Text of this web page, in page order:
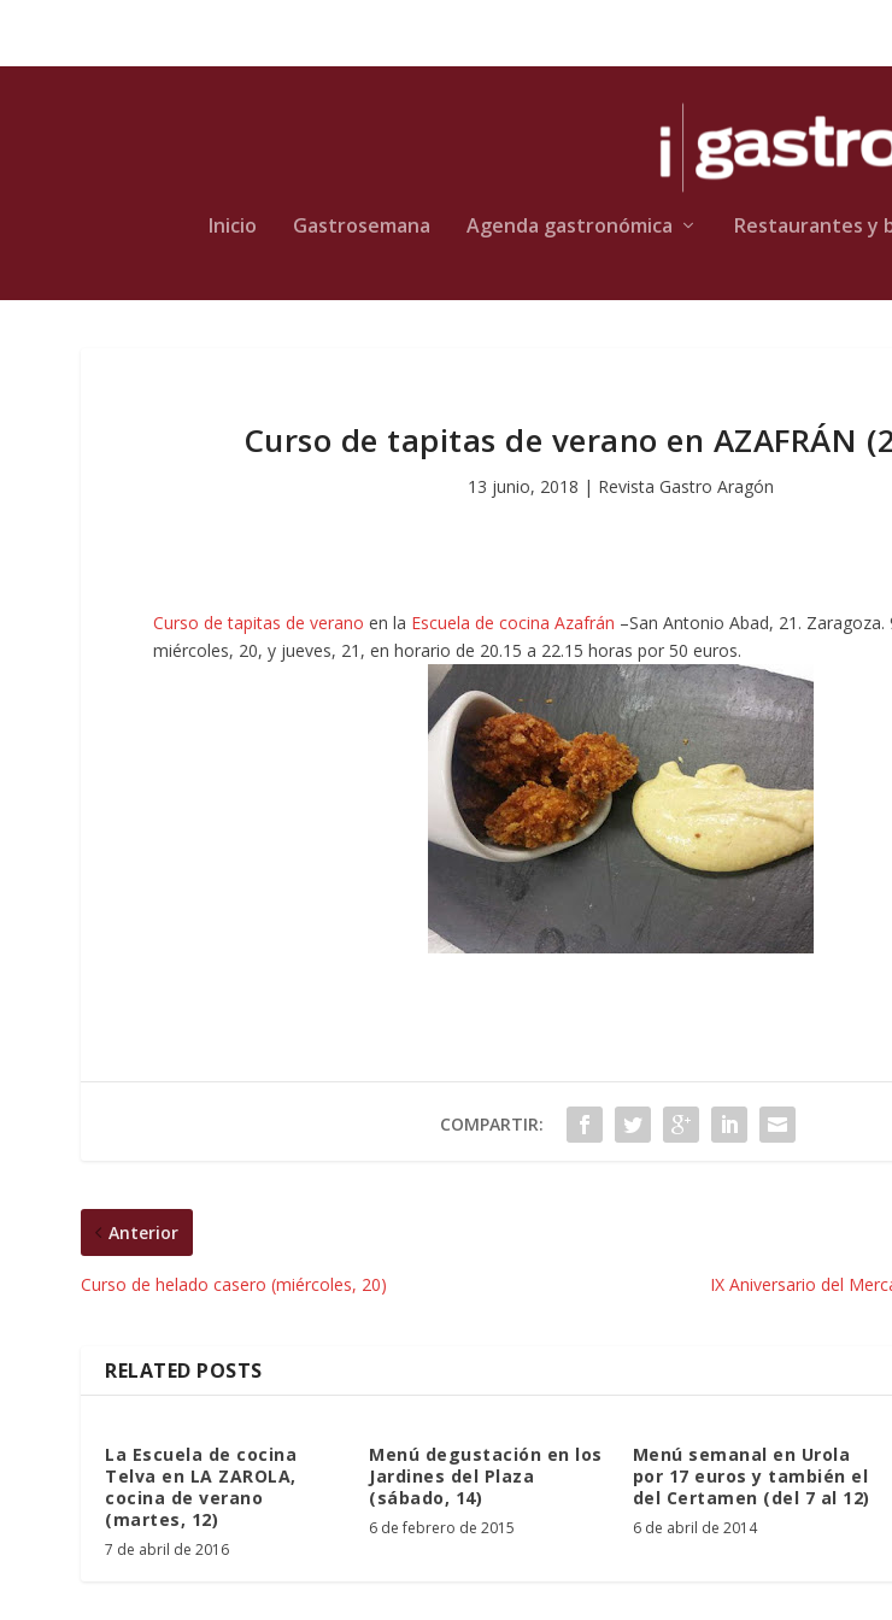
Inicio Gastrosemana Agenda gastronómica Restaurantes y
Curso de tapitas de verano en AZAFRÁN
13 junio, 2018 | Revista Gastro Aragón
Curso de tapitas de verano en la Escuela de cocina Azafrán –San Antonio Abad, 21. Zaragoza.
miércoles, 20, y jueves, 21, en horario de 20.15 a 22.15 horas por 50 euros.
COMPARTIR:
Anterior
Curso de helado casero (miércoles, 20)
IX Aniversario del
RELATED POSTS
La Escuela de cocina
Telva en LA ZAROLA,
cocina de verano
(martes, 12)
7 de abril de 2016
Menú degustación en los
Jardines del Plaza
(sábado, 14)
6 de febrero de 2015
Menú semanal en Urola
por 17 euros y también el
del Certamen (del 7 al 12)
6 de abril de 2014